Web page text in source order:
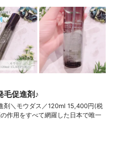
毛促進剤♪
剤＼モウダス／120ml 15,400円(税
作用をすべて網羅した日本で唯一